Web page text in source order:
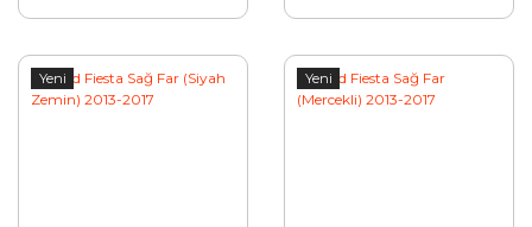
Yeni Yeni